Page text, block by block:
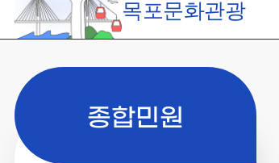
목포문화관광
종합민원